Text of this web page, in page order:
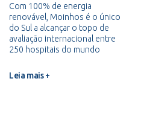
Com 100% de energia
renovável, Moinhos é o único
do Sul a alcançar o topo de
avaliação internacional entre
250 hospitais do mundo
Leia mais +